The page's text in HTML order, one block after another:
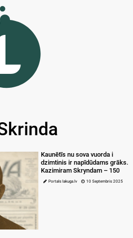
Kaunētīs nu sova vuorda i
dzimtinis ir napīdūdams grāks.
Kazimiram Skryndam – 150
Portals lakuga.lv 10 Septembris 2025